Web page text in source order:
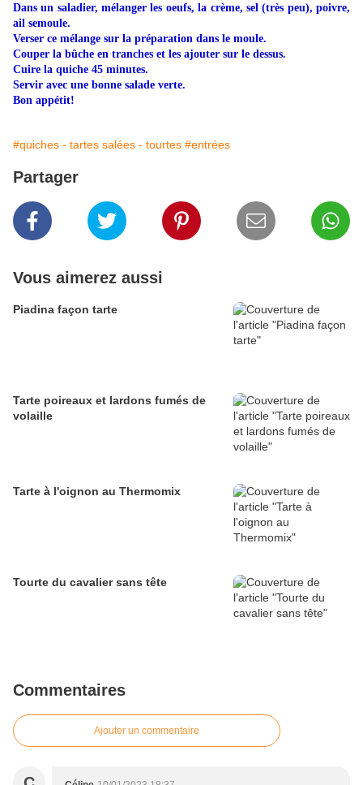
Dans un saladier, mélanger les oeufs, la crème, sel (très peu), poivre,
ail semoule.
Verser ce mélange sur la préparation dans le moule.
Couper la bûche en tranches et les ajouter sur le dessus.
Cuire la quiche 45 minutes.
Servir avec une bonne salade verte.
Bon appétit!
#quiches - tartes salées - tourtes #entrées
Partager
Vous aimerez aussi
Piadina façon tarte
Tarte poireaux et lardons fumés de
volaille
Tarte à l'oignon au Thermomix
Tourte du cavalier sans tête
Commentaires
Ajouter un commentaire